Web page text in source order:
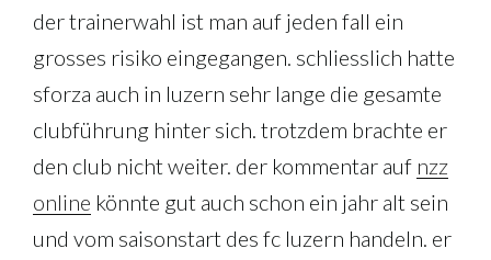
der trainerwahl ist man auf jeden fall ein
grosses risiko eingegangen. schliesslich hatte
sforza auch in luzern sehr lange die gesamte
clubführung hinter sich. trotzdem brachte er
den club nicht weiter. der kommentar auf nzz
online könnte gut auch schon ein jahr alt sein
und vom saisonstart des fc luzern handeln. er